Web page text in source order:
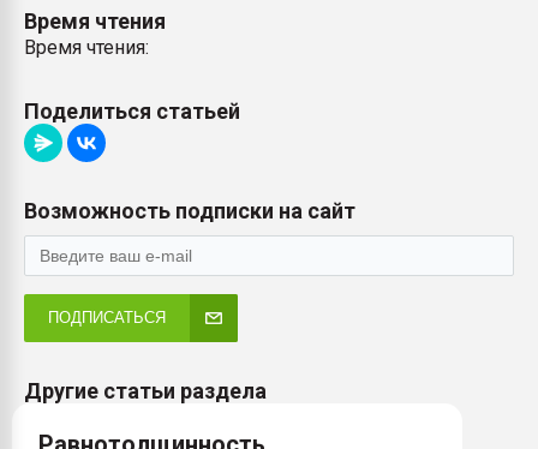
Время чтения
Время чтения:
Поделиться статьей
Возможность подписки на сайт
ПОДПИСАТЬСЯ
Другие статьи раздела